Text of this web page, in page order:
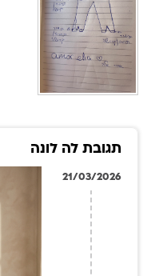
תגובת לה לונה
21/03/2026